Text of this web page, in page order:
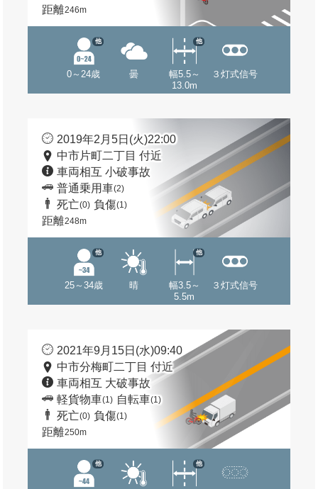
距離246m
0～24歳
他
曇
幅5.5～
13.0m
他
３灯式信号
2019年2月5日(火)22:00
中市片町二丁目 付近
車両相互 小破事故
普通乗用車(2)
死亡(0) 負傷(1)
距離248m
25～34歳
他
晴
幅3.5～
5.5m
他
３灯式信号
2021年9月15日(水)09:40
中市分梅町二丁目 付近
車両相互 大破事故
軽貨物車(1) 自転車(1)
死亡(0) 負傷(1)
距離250m
他 他